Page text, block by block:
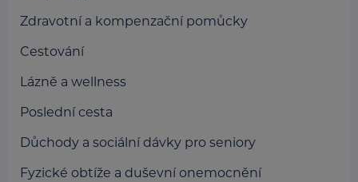
Zdravotní a kompenzační pomůcky
Cestování
Lázně a wellness
Poslední cesta
Důchody a sociální dávky pro seniory
Fyzické obtíže a duševní onemocnění